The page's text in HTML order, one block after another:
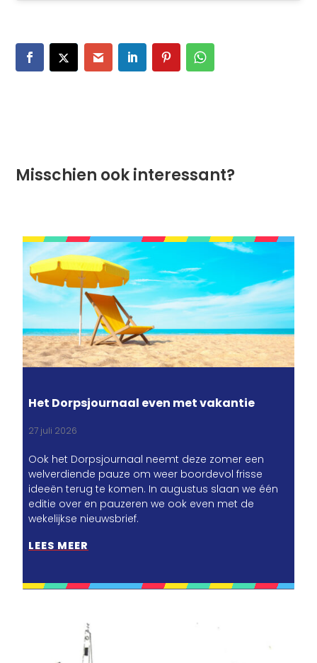
Misschien ook interessant?
Het Dorpsjournaal even met vakantie
27 juli 2026
Ook het Dorpsjournaal neemt deze zomer een
welverdiende pauze om weer boordevol frisse
ideeën terug te komen. In augustus slaan we één
editie over en pauzeren we ook even met de
wekelijkse nieuwsbrief.
LEES MEER